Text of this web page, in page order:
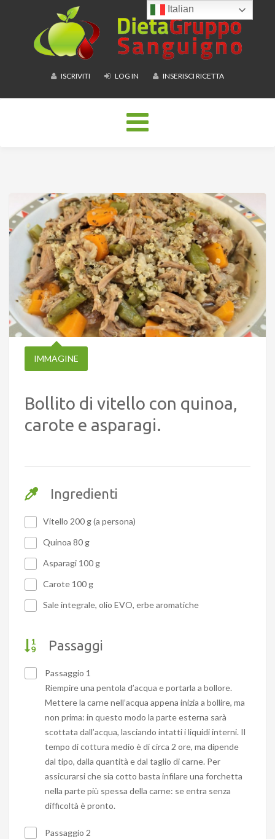
ISCRIVITI LOG IN INSERISCI RICETTA
Toggle
navigation
IMMAGINE
Bollito di vitello con quinoa,
carote e asparagi.
Ingredienti
Vitello 200 g (a persona)
Quinoa 80 g
Asparagi 100 g
Carote 100 g
Sale integrale, olio EVO, erbe aromatiche
Passaggi
Passaggio 1
Riempire una pentola d’acqua e portarla a bollore.
Mettere la carne nell’acqua appena inizia a bollire, ma
non prima: in questo modo la parte esterna sarà
scottata dall’acqua, lasciando intatti i liquidi interni. Il
tempo di cottura medio è di circa 2 ore, ma dipende
dal tipo, dalla quantità e dal taglio di carne. Per
assicurarsi che sia cotto basta infilare una forchetta
nella parte più spessa della carne: se entra senza
difficoltà è pronto.
Passaggio 2
Italian